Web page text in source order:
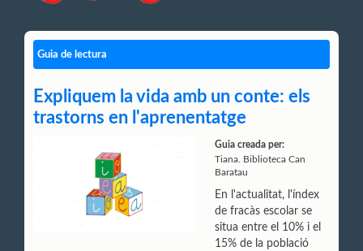
Guia de lectura
Expliquem la vida amb un conte: els
trastorns en l'aprenentatge
Guia creada per:
Tiana. Biblioteca Can
Baratau
En l'actualitat, l'índex
de fracàs escolar se
situa entre el 10% i el
15% de la població